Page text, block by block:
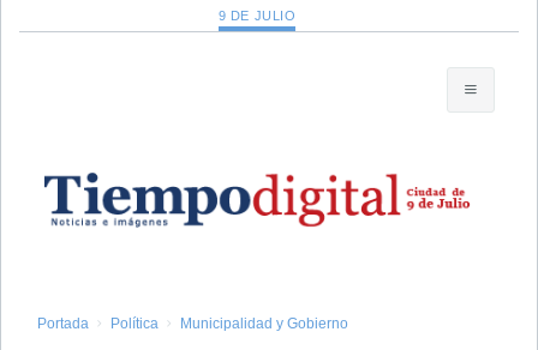
9 DE JULIO
Portada Política Municipalidad y Gobierno